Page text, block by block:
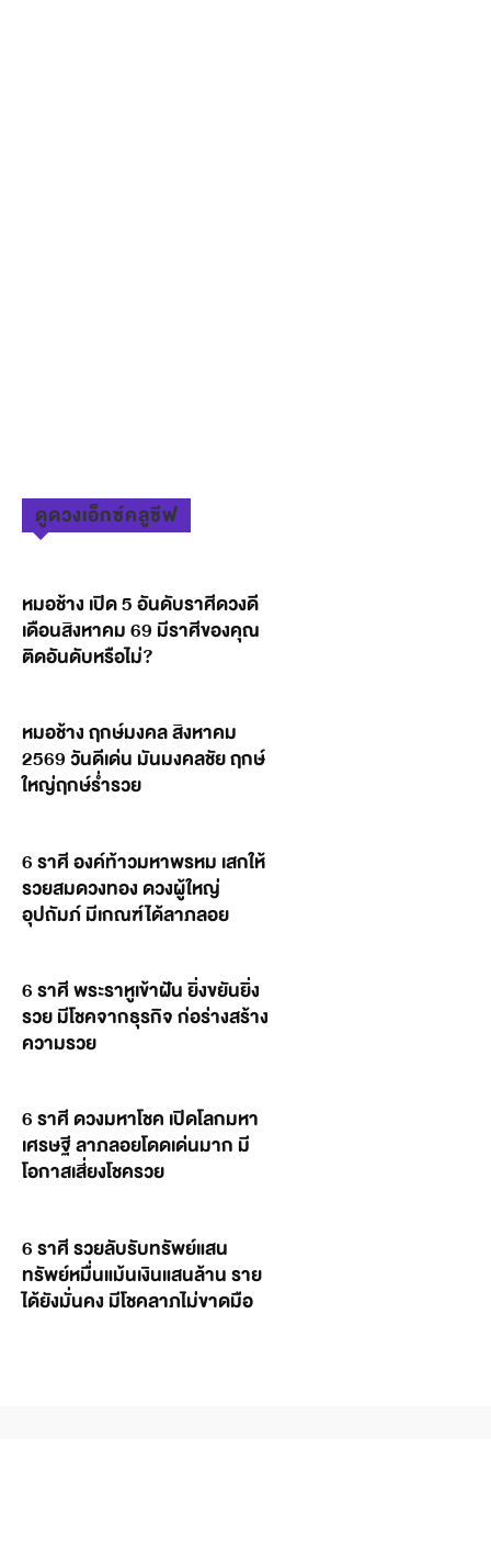
ดูดวงเอ็กซ์คลูซีฟ
หมอช้าง เปิด 5 อันดับราศีดวงดี
เดือนสิงหาคม 69 มีราศีของคุณ
ติดอันดับหรือไม่?
หมอช้าง ฤกษ์มงคล สิงหาคม
2569 วันดีเด่น มันมงคลชัย ฤกษ์
ใหญ่ฤกษ์ร่ำรวย
6 ราศี องค์ท้าวมหาพรหม เสกให้
รวยสมดวงทอง ดวงผู้ใหญ่
อุปถัมภ์ มีเกณฑ์ได้ลาภลอย
6 ราศี พระราหูเข้าฝัน ยิ่งขยันยิ่ง
รวย มีโชคจากธุรกิจ ก่อร่างสร้าง
ความรวย
6 ราศี ดวงมหาโชค เปิดโลกมหา
เศรษฐี ลาภลอยโดดเด่นมาก มี
โอกาสเสี่ยงโชครวย
6 ราศี รวยลับรับทรัพย์แสน
ทรัพย์หมื่นแม้นเงินแสนล้าน ราย
ได้ยังมั่นคง มีโชคลาภไม่ขาดมือ